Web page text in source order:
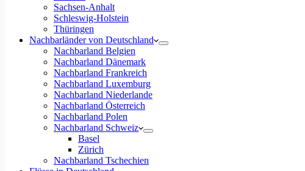
Sachsen-Anhalt
Schleswig-Holstein
Thüringen
Nachbarländer von Deutschland
Nachbarland Belgien
Nachbarland Dänemark
Nachbarland Frankreich
Nachbarland Luxemburg
Nachbarland Niederlande
Nachbarland Österreich
Nachbarland Polen
Nachbarland Schweiz
Basel
Zürich
Nachbarland Tschechien